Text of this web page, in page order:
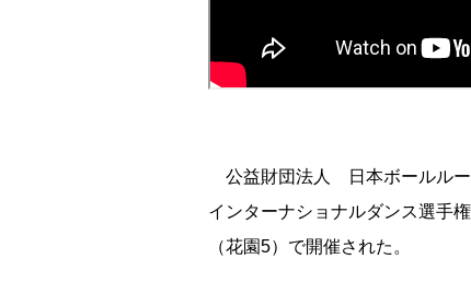
公益財団法人 日本ボールルー
インターナショナルダンス選手
（花園5）で開催された。